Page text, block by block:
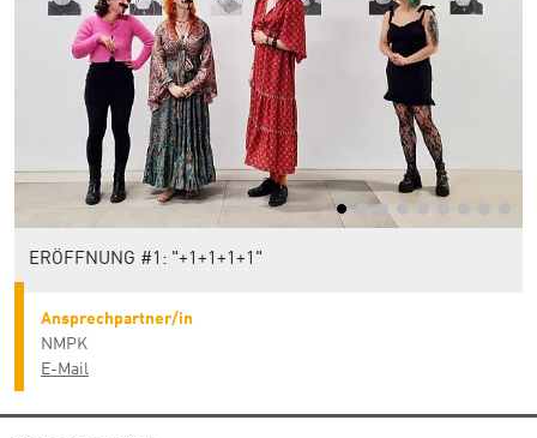
ERÖFFNUNG #1: "+1+1+1+1"
Ansprechpartner/in
NMPK
E-Mail